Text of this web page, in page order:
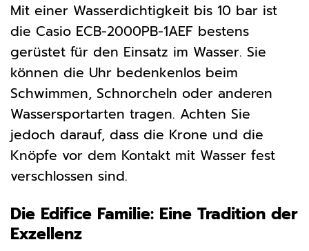
Mit einer Wasserdichtigkeit bis 10 bar ist
die Casio ECB-2000PB-1AEF bestens
gerüstet für den Einsatz im Wasser. Sie
können die Uhr bedenkenlos beim
Schwimmen, Schnorcheln oder anderen
Wassersportarten tragen. Achten Sie
jedoch darauf, dass die Krone und die
Knöpfe vor dem Kontakt mit Wasser fest
verschlossen sind.
Die Edifice Familie: Eine Tradition der
Exzellenz